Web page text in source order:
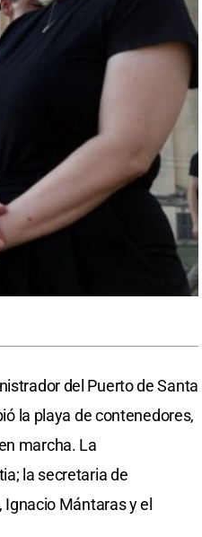
del Puerto de Santa
la playa de contenedores,
marcha. La
la secretaria de
Ignacio Mántaras y el